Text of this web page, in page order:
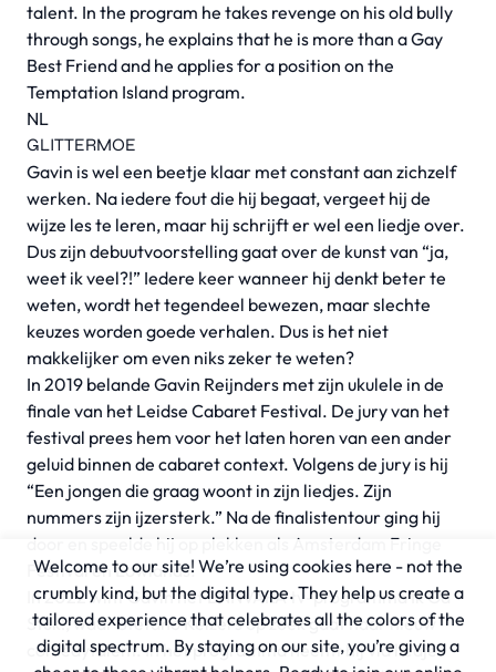
talent. In the program he takes revenge on his old bully
through songs, he explains that he is more than a Gay
Best Friend and he applies for a position on the
Temptation Island program.
NL
GLITTERMOE
Gavin is wel een beetje klaar met constant aan zichzelf
werken. Na iedere fout die hij begaat, vergeet hij de
wijze les te leren, maar hij schrijft er wel een liedje over.
Dus zijn debuutvoorstelling gaat over de kunst van “ja,
weet ik veel?!” Iedere keer wanneer hij denkt beter te
weten, wordt het tegendeel bewezen, maar slechte
keuzes worden goede verhalen. Dus is het niet
makkelijker om even niks zeker te weten?
In 2019 belande Gavin Reijnders met zijn ukulele in de
finale van het Leidse Cabaret Festival. De jury van het
festival prees hem voor het laten horen van een ander
geluid binnen de cabaret context. Volgens de jury is hij
“Een jongen die graag woont in zijn liedjes. Zijn
nummers zijn ijzersterk.” Na de finalistentour ging hij
door en speelde hij op plekken als Amsterdam Fringe
Festival en Lowlands.
In 2022 wint Gavin het BNNVARA tv-programma Ik Ga
Stuk!, waar Stefano Keizers op zoek gaat naar nieuw
comedytalent. In het programma neemt hij via liedjes
Welcome to our site! We’re using cookies here - not the
crumbly kind, but the digital type. They help us create a
tailored experience that celebrates all the colors of the
digital spectrum. By staying on our site, you’re giving a